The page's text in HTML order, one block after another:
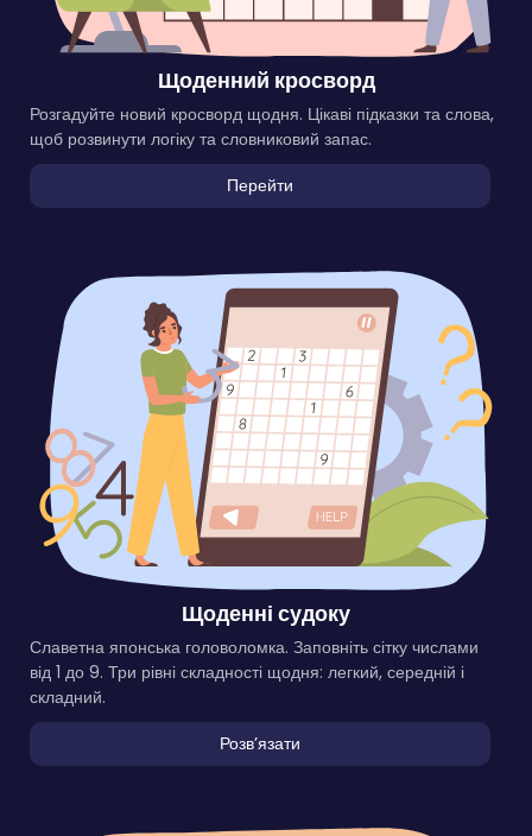
Щоденний кросворд
Розгадуйте новий кросворд щодня. Цікаві підказки та слова,
щоб розвинути логіку та словниковий запас.
Перейти
Щоденні судоку
Славетна японська головоломка. Заповніть сітку числами
від 1 до 9. Три рівні складності щодня: легкий, середній і
складний.
Розвʼязати